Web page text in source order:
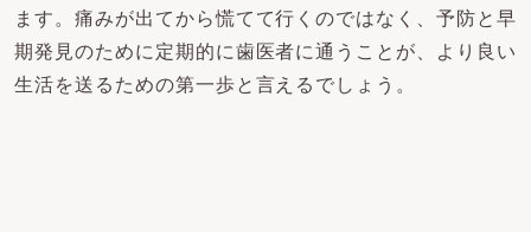
ます。痛みが出てから慌てて行くのではなく、予防と早
期発見のために定期的に歯医者に通うことが、より良い
生活を送るための第一歩と言えるでしょう。